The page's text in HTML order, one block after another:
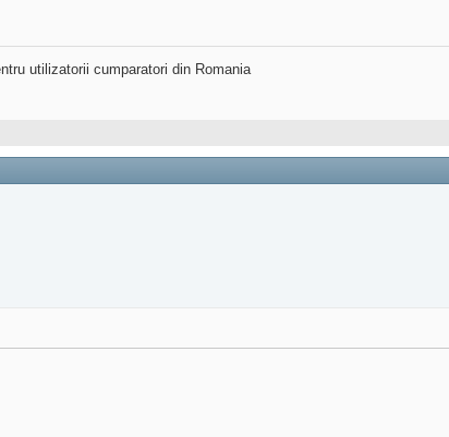
utilizatorii cumparatori din Romania